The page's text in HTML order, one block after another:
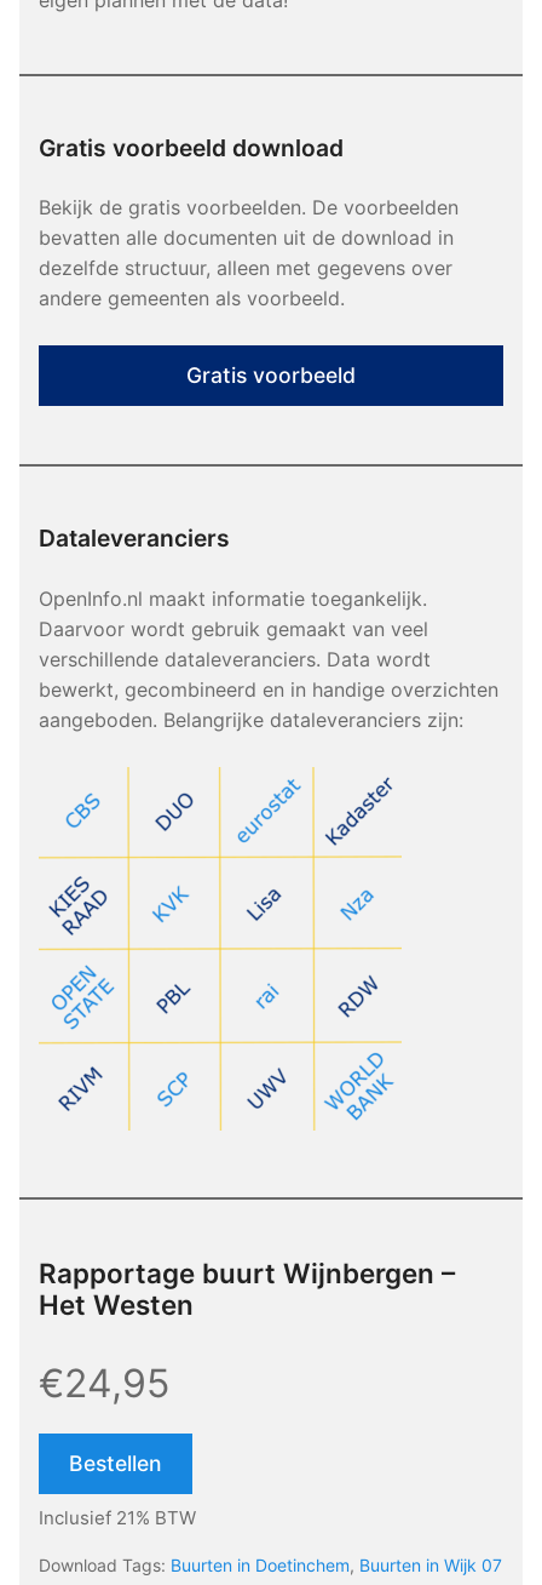
Gratis voorbeeld download
Bekijk de gratis voorbeelden. De voorbeelden
bevatten alle documenten uit de download in
dezelfde structuur, alleen met gegevens over
andere gemeenten als voorbeeld.
Gratis voorbeeld
Dataleveranciers
OpenInfo.nl maakt informatie toegankelijk.
Daarvoor wordt gebruik gemaakt van veel
verschillende dataleveranciers. Data wordt
bewerkt, gecombineerd en in handige overzichten
aangeboden. Belangrijke dataleveranciers zijn:
Rapportage buurt Wijnbergen –
Het Westen
€24,95
Bestellen
Inclusief 21% BTW
Download Tags: Buurten in Doetinchem, Buurten in Wijk 07